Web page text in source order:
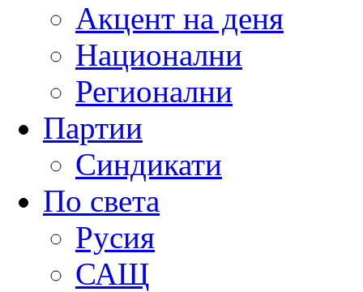
Акцент на деня
Национални
Регионални
Партии
Синдикати
По света
Русия
САЩ